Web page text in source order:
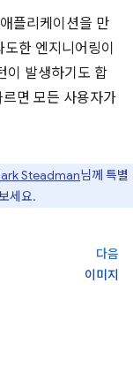
플리케이션을 만
한 엔지니어링이
이 발생하기도 합
면 모든 사용자가
Steadman님께 특별
세요.
다음
이미지